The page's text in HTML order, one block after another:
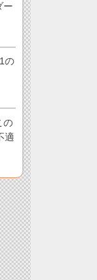
ー
の
の
適